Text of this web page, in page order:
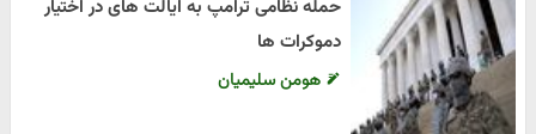
حمله نظامی ترامپ به ایالت های در اختیار
دموکرات ها
هومن سلیمیان